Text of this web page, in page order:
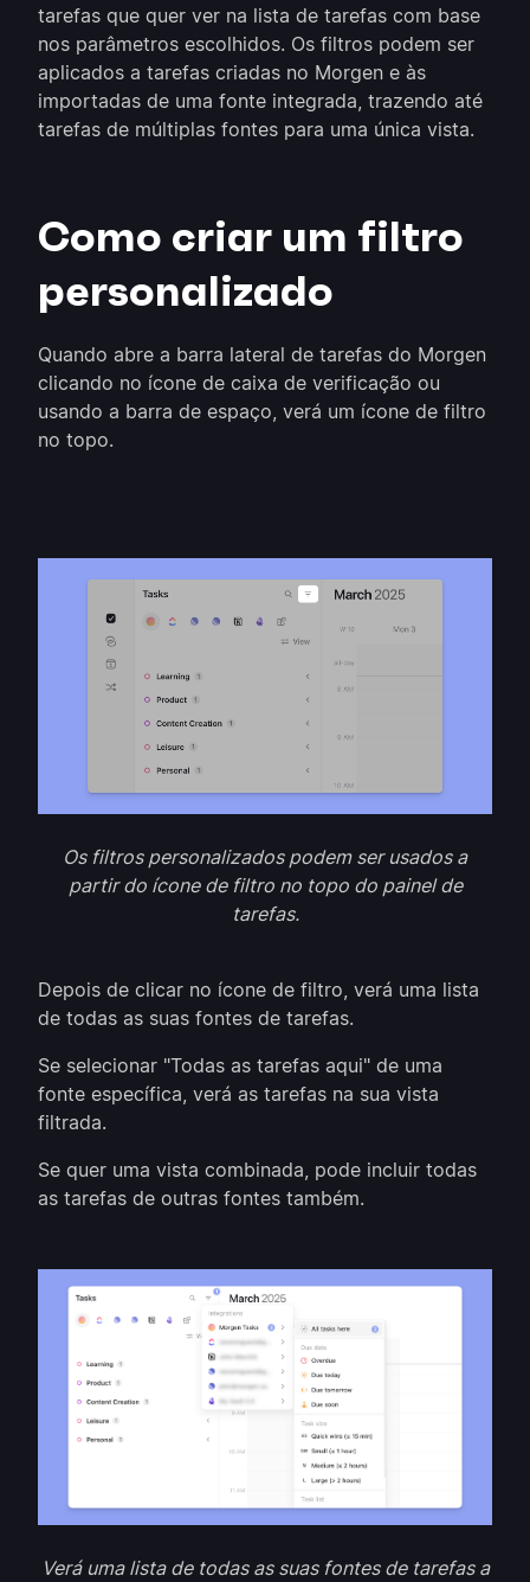
tarefas que quer ver na lista de tarefas com base
nos parâmetros escolhidos. Os filtros podem ser
aplicados a tarefas criadas no Morgen e às
importadas de uma fonte integrada, trazendo até
tarefas de múltiplas fontes para uma única vista.
Como criar um filtro
personalizado
Quando abre a barra lateral de tarefas do Morgen
clicando no ícone de caixa de verificação ou
usando a barra de espaço, verá um ícone de filtro
no topo.
Os filtros personalizados podem ser usados a
partir do ícone de filtro no topo do painel de
tarefas.
Depois de clicar no ícone de filtro, verá uma lista
de todas as suas fontes de tarefas.
Se selecionar "Todas as tarefas aqui" de uma
fonte específica, verá as tarefas na sua vista
filtrada.
Se quer uma vista combinada, pode incluir todas
as tarefas de outras fontes também.
Verá uma lista de todas as suas fontes de tarefas a